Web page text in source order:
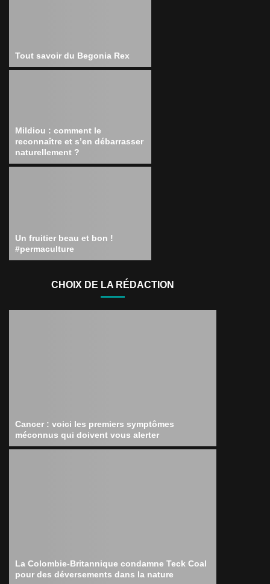
Tout savoir du Begonia Rex
Mildiou : comment le
reconnaître et s’en débarrasser
naturellement ?
Un fruitier beau et bon !
#permaculture
CHOIX DE LA RÉDACTION
Cancer : voici les premiers symptômes
méconnus qui doivent vous alerter
La Colombie-Britannique condamne Teck Coal
pour des déversements dans la nature